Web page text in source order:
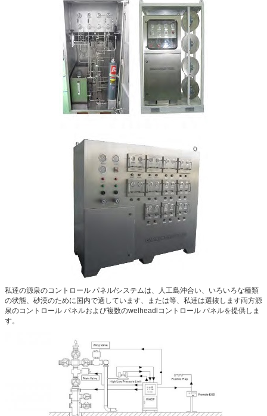
私達の源泉のコントロール パネル/システムは、人工島沖合い、いろいろな種類
の状態、砂漠のために国内で適しています、または等、私達は選抜します両方源
泉のコントロール パネルおよび複数のwelheadlコントロール パネルを提供しま
す。